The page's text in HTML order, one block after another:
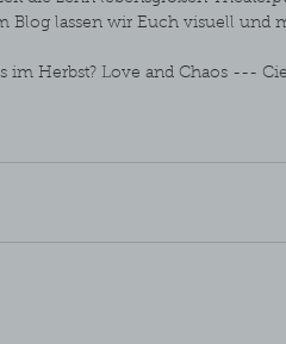
Blog lassen wir Euch visuell und
im Herbst? Love and Chaos ---